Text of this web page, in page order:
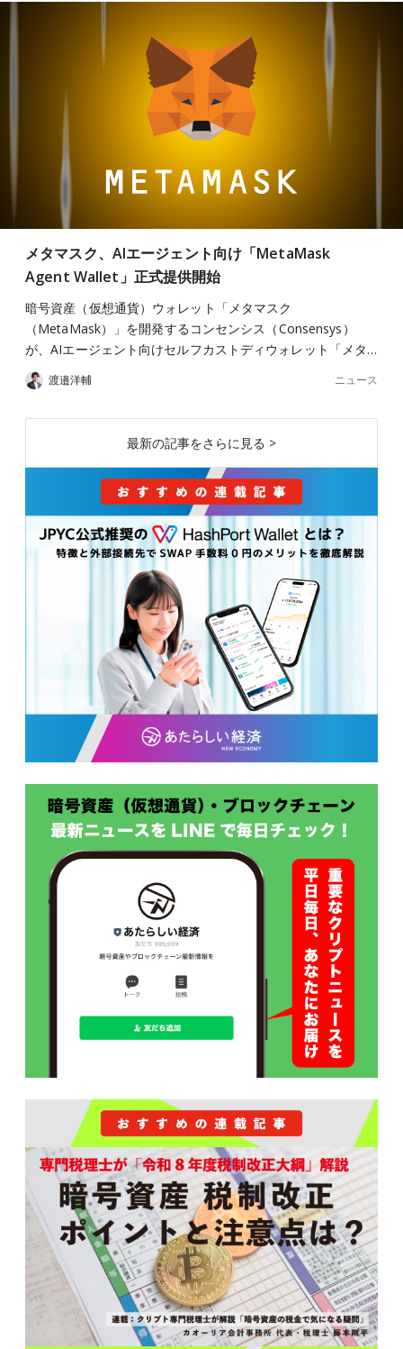
メタマスク、AIエージェント向け「MetaMask
Agent Wallet」正式提供開始
暗号資産（仮想通貨）ウォレット「メタマスク
（MetaMask）」を開発するコンセンシス（Consensys）
が、AIエージェント向けセルフカストディウォレット「メタ…
渡邉洋輔 ニュース
最新の記事をさらに見る >